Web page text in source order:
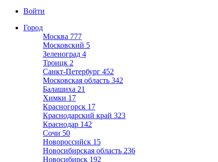
Войти
Город
Москва 777
Московский 5
Зеленоград 4
Троицк 2
Санкт-Петербург 452
Московская область 342
Балашиха 21
Химки 17
Красногорск 17
Краснодарский край 323
Краснодар 142
Сочи 50
Новороссийск 15
Новосибирская область 236
Новосибирск 192